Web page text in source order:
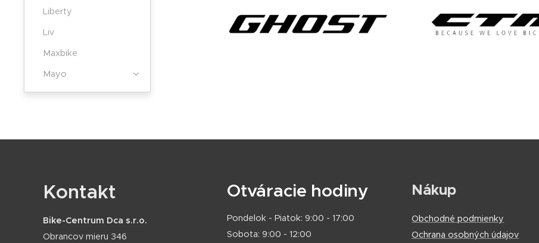
Liberty
Liv
Maxbike
Mayo
Kontakt
Bike-Centrum Dca s.r.o.
Obrancov mieru 346
Otváracie hodiny
Pondelok - Piatok: 9:00 - 17:00
Sobota: 9:00 - 12:00
Nákup
Obchodné podmienky
Ochrana osobných údajov